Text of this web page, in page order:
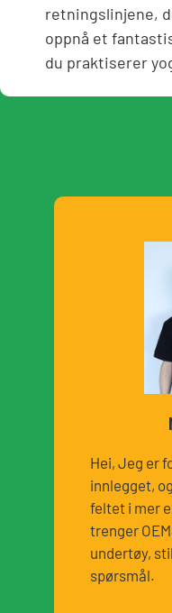
retningslinjene,
oppnå et
du praktiserer
Hei, Jeg er
innlegget,
feltet i mer
trenger
undertøy,
spørsmål.